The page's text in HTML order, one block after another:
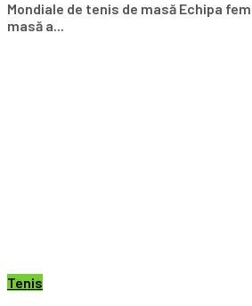
Mondiale de tenis de masă Echipa
masă a...
Tenis